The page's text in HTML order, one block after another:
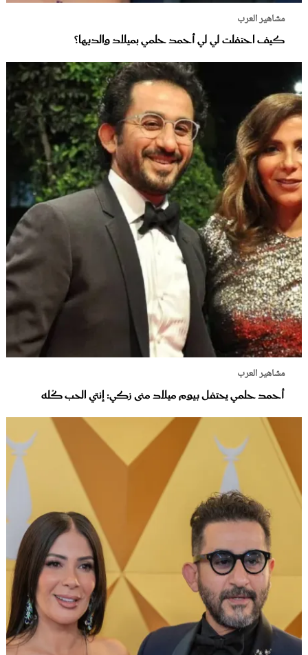
مشاهير العرب
كيف احتفلت لي لي أحمد حلمي بميلاد والديها؟
مشاهير العرب
أحمد حلمي يحتفل بيوم ميلاد منى زكي: إنتي الحب كُله